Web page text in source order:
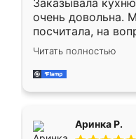
Заказывала
очень довольна.
посчитала, на
Замерщик
делу со всей
за день, ребята
Читать полностью
Аринка Р.